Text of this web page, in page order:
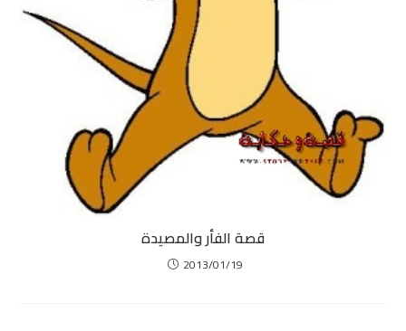
قصة الفأر والمصيدة
2013/01/19